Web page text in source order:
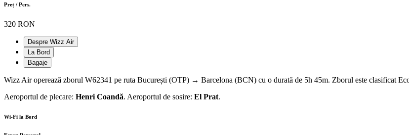
Preț / Pers.
320 RON
Despre Wizz Air
La Bord
Bagaje
Wizz Air operează zborul W62341 pe ruta București (OTP) → Barcelona (BCN) cu o durată de 5h 45m. Zborul este clasificat
Aeroportul de plecare: Henri Coandă. Aeroportul de sosire: El Prat.
Wi-Fi la Bord